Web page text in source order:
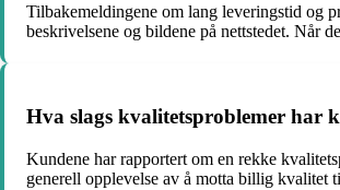
Tilbakemeldingene om lang leveringstid og
beskrivelsene og bildene på nettstedet. Når
Hva slags kvalitetsproblemer har
Kundene har rapportert om en rekke
generell opplevelse av å motta billig kvalitet